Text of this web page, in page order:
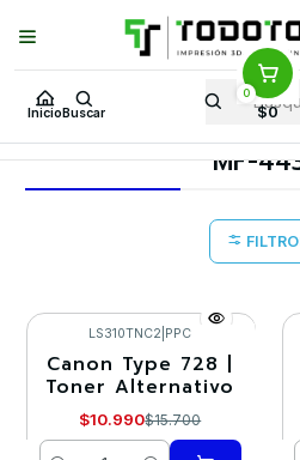
Inicio Buscar
0
$0
Puedes Elegir: Comprar enTienda·
Tienda en
Inicio Toner y tambor Toner
Equipos CANON
MF-
-30%
LS310TNC2 PPC
Canon Type 728 |
Toner Alternativo
$10.990$15.700